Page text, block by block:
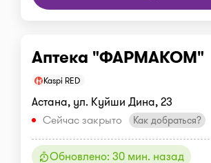
Аптека "ФАРМАКОМ"
Kaspi RED
Астана, ул. Куйши Дина, 23
Сейчас закрыто
Как добраться?
Обновлено: 30 мин. назад